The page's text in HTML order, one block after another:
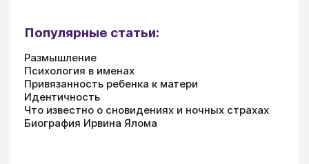
Популярные статьи:
Размышление
Психология в именах
Привязанность ребенка к матери
Идентичность
Что известно о сновидениях и ночных страхах
Биография Ирвина Ялома